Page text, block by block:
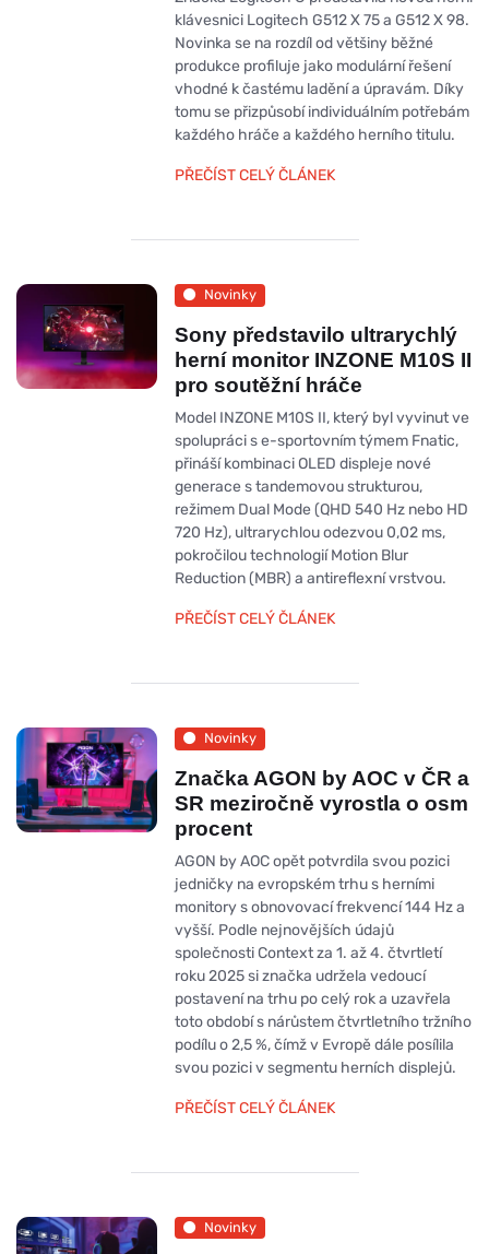
klávesnici Logitech G512 X 75 a G512 X 98.
Novinka se na rozdíl od většiny běžné
produkce profiluje jako modulární řešení
vhodné k častému ladění a úpravám. Díky
tomu se přizpůsobí individuálním potřebám
každého hráče a každého herního titulu.
PŘEČÍST CELÝ ČLÁNEK
Novinky
Sony představilo ultrarychlý
herní monitor INZONE M10S II
pro soutěžní hráče
Model INZONE M10S II, který byl vyvinut ve
spolupráci s e-sportovním týmem Fnatic,
přináší kombinaci OLED displeje nové
generace s tandemovou strukturou,
režimem Dual Mode (QHD 540 Hz nebo HD
720 Hz), ultrarychlou odezvou 0,02 ms,
pokročilou technologií Motion Blur
Reduction (MBR) a antireflexní vrstvou.
PŘEČÍST CELÝ ČLÁNEK
Novinky
Značka AGON by AOC v ČR a
SR meziročně vyrostla o osm
procent
AGON by AOC opět potvrdila svou pozici
jedničky na evropském trhu s herními
monitory s obnovovací frekvencí 144 Hz a
vyšší. Podle nejnovějších údajů
společnosti Context za 1. až 4. čtvrtletí
roku 2025 si značka udržela vedoucí
postavení na trhu po celý rok a uzavřela
toto období s nárůstem čtvrtletního tržního
podílu o 2,5 %, čímž v Evropě dále posílila
svou pozici v segmentu herních displejů.
PŘEČÍST CELÝ ČLÁNEK
Novinky